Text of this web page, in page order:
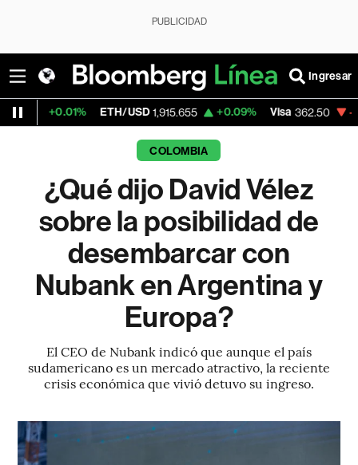
PUBLICIDAD
Ingresar
ETH/USD 1,915.655 +0.09% Visa 362.50 -2.15%
COLOMBIA
¿Qué dijo David Vélez
sobre la posibilidad de
desembarcar con
Nubank en Argentina y
Europa?
El CEO de Nubank indicó que aunque el país
sudamericano es un mercado atractivo, la reciente
crisis económica que vivió detuvo su ingreso.